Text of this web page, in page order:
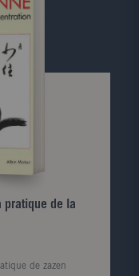
pratique de la
de zazen